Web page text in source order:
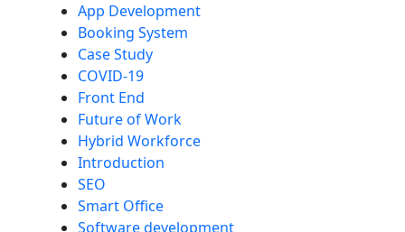
App Development
Booking System
Case Study
COVID-19
Front End
Future of Work
Hybrid Workforce
Introduction
SEO
Smart Office
Software development